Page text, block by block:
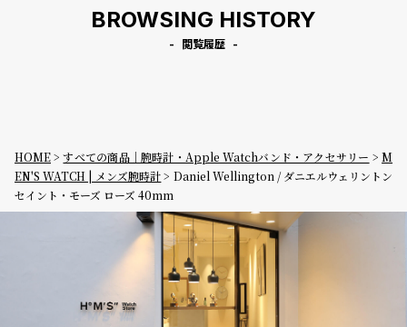
BROWSING HISTORY
閲覧履歴
HOME すべての商品｜腕時計・Apple Watchバンド・アクセサリー
M
EN'S WATCH | メンズ腕時計
Daniel Wellington / ダニエルウェリントン
セイント・モーズ ローズ 40mm